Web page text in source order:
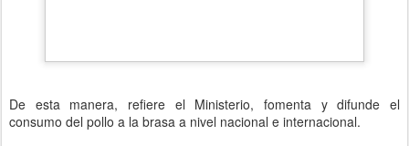
De esta manera, refiere el Ministerio, fomenta y difunde el
consumo del pollo a la brasa a nivel nacional e internacional.